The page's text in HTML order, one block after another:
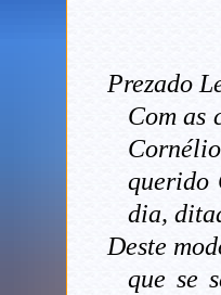
Prezado
Com as
querido
dia,
Deste
que se